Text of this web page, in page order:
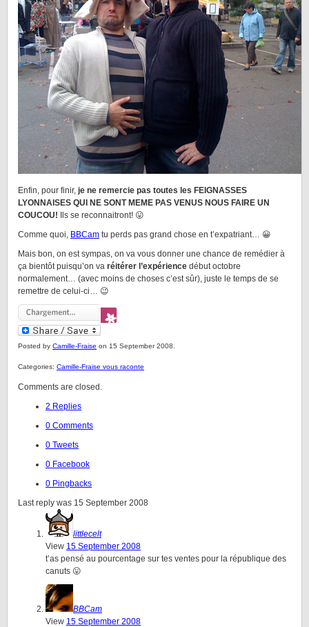
Enfin, pour finir, je ne remercie pas toutes les FEIGNASSES
LYONNAISES QUI NE SONT MEME PAS VENUS NOUS FAIRE UN
COUCOU! Ils se reconnaitront! 😛
Comme quoi, BBCam tu perds pas grand chose en t’expatriant… 😀
Mais bon, on est sympas, on va vous donner une chance de remédier à
ça bientôt puisqu’on va réitérer l’expérience début octobre
normalement… (avec moins de choses c’est sûr), juste le temps de se
remettre de celui-ci… 😉
Posted by Camille-Fraise on 15 September 2008.
Categories: Camille-Fraise vous raconte
Comments are closed.
2 Replies
0 Comments
0 Tweets
0 Facebook
0 Pingbacks
Last reply was 15 September 2008
littlecelt
View 15 September 2008
t’as pensé au pourcentage sur tes ventes pour la république des
canuts 😛
BBCam
View 15 September 2008